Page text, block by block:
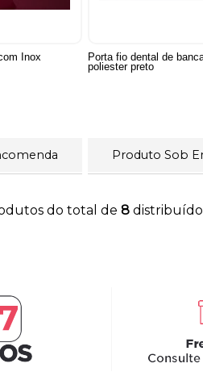
Inox
Porta fio dental de
poliester preto
Produto Sob
do total de 8